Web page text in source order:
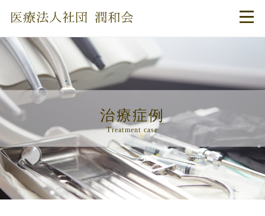
治療症例
Treatment case